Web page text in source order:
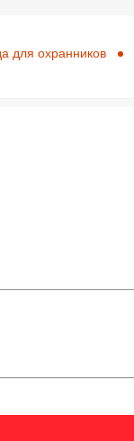
для охранников